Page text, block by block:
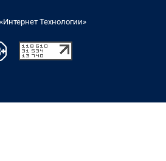
Технологии»